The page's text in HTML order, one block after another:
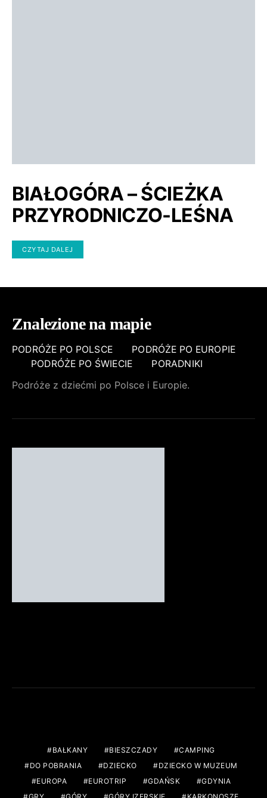
BIAŁOGÓRA – ŚCIEŻKA
PRZYRODNICZO-LEŚNA
CZYTAJ DALEJ
Znalezione na mapie
PODRÓŻE PO POLSCE
PODRÓŻE PO EUROPIE
PODRÓŻE PO ŚWIECIE
PORADNIKI
Podróże z dziećmi po Polsce i Europie.
BAŁKANY BIESZCZADY
CAMPING
DO POBRANIA
DZIECKO
DZIECKO W MUZEUM
EUROPA
EUROTRIP GDAŃSK
GDYNIA